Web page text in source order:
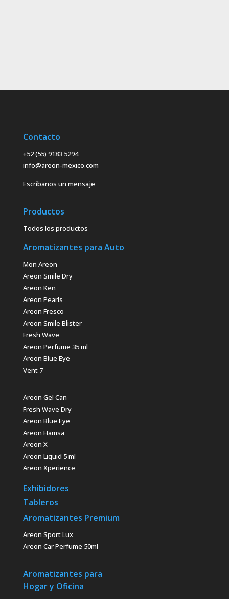
Contacto
+52 (55) 9183 5294
info@areon-mexico.com
Escríbanos un mensaje
Productos
Todos los productos
Aromatizantes para Auto
Mon Areon
Areon Smile Dry
Areon Ken
Areon Pearls
Areon Fresco
Areon Smile Blister
Fresh Wave
Areon Perfume 35 ml
Areon Blue Eye
Vent 7
Areon Gel Can
Fresh Wave Dry
Areon Blue Eye
Areon Hamsa
Areon X
Areon Liquid 5 ml
Areon Xperience
Exhibidores
Tableros
Aromatizantes Premium
Areon Sport Lux
Areon Car Perfume 50ml
Aromatizantes para
Hogar y Oficina